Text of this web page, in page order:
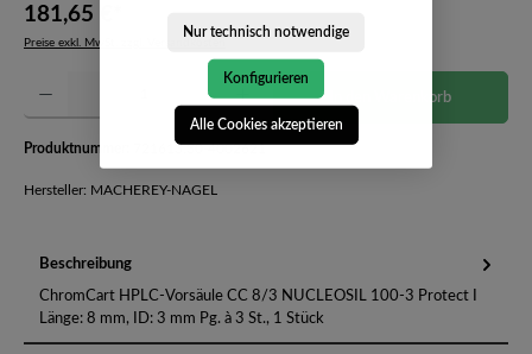
181,65 €*
Preise exkl. MwSt. zzgl. Versandkosten
Produkt Anzahl: Gib den gewünschten Wert ein oder benutze die Schaltflächen um die
In den Warenkorb
Produktnummer: 721613.30-4002621
Hersteller: MACHEREY-NAGEL
Beschreibung
ChromCart HPLC-Vorsäule CC 8/3 NUCLEOSIL 100-3 Protect I
Länge: 8 mm, ID: 3 mm Pg. à 3 St., 1 Stück
Nur technisch notwendige
Konfigurieren
Alle Cookies akzeptieren